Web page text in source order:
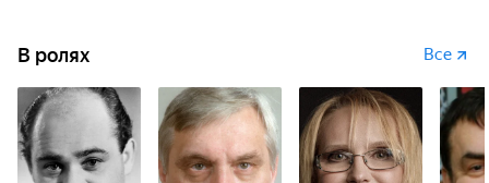
В ролях Все